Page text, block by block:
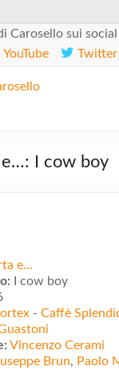
Carosello sui
YouTube Twitter
I cow boy
e…
I cow boy
- Caffè
Vincenzo Cerami
Brun, Paolo